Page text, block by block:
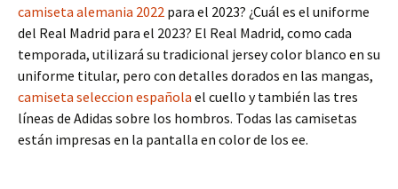
camiseta alemania 2022 para el 2023? ¿Cuál es el uniforme
del Real Madrid para el 2023? El Real Madrid, como cada
temporada, utilizará su tradicional jersey color blanco en su
uniforme titular, pero con detalles dorados en las mangas,
camiseta seleccion española el cuello y también las tres
líneas de Adidas sobre los hombros. Todas las camisetas
están impresas en la pantalla en color de los ee.